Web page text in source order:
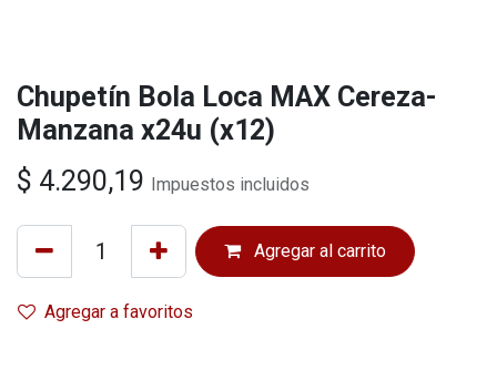
Chupetín Bola Loca MAX Cereza-
Manzana x24u (x12)
$ 4.290,19 Impuestos incluidos
Agregar al carrito
Agregar a favoritos